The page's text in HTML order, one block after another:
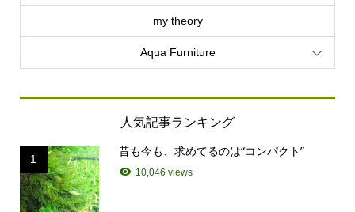
my theory
Aqua Furniture
人気記事ランキング
1
昔も今も、求めてるのは“コンパクト”
10,046 views